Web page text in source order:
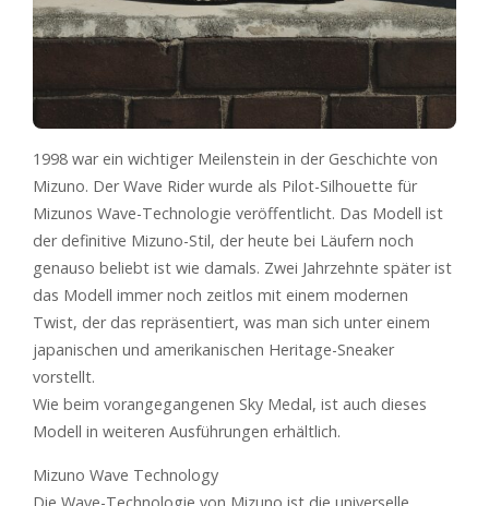
1998 war ein wichtiger Meilenstein in der Geschichte von
Mizuno. Der Wave Rider wurde als Pilot-Silhouette für
Mizunos Wave-Technologie veröffentlicht. Das Modell ist
der definitive Mizuno-Stil, der heute bei Läufern noch
genauso beliebt ist wie damals. Zwei Jahrzehnte später ist
das Modell immer noch zeitlos mit einem modernen
Twist, der das repräsentiert, was man sich unter einem
japanischen und amerikanischen Heritage-Sneaker
vorstellt.
Wie beim vorangegangenen Sky Medal, ist auch dieses
Modell in weiteren Ausführungen erhältlich.
Mizuno Wave Technology
Die Wave-Technologie von Mizuno ist die universelle